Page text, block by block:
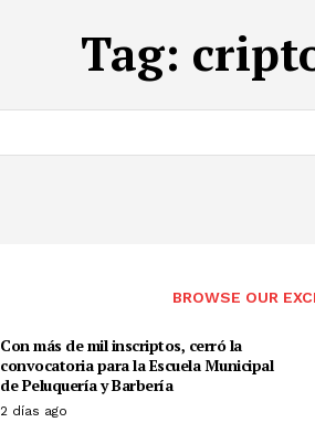
Tag:
BROWSE OUR
Con más de mil inscriptos, cerró la
convocatoria para la Escuela Municipal
de Peluquería y Barbería
2 días ago